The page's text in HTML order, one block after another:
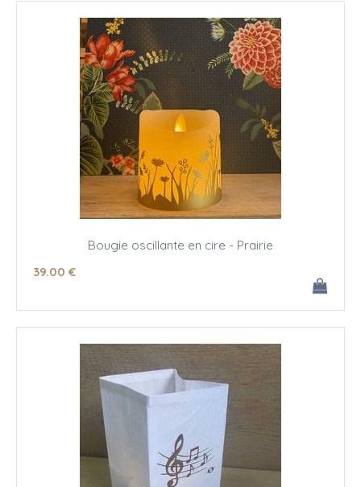
Bougie oscillante en cire - Prairie
39.00 €